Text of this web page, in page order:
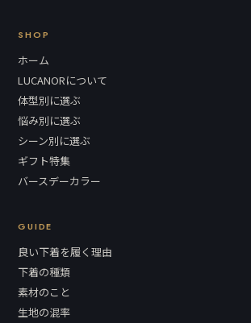
SHOP
ホーム
LUCANORについて
体型別に選ぶ
悩み別に選ぶ
シーン別に選ぶ
ギフト特集
バースデーカラー
GUIDE
良い下着を履く理由
下着の種類
素材のこと
生地の混率